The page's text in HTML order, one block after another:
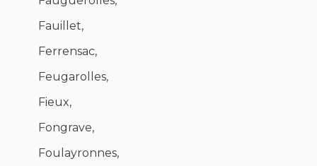
Fauillet,
Ferrensac,
Feugarolles,
Fieux,
Fongrave,
Foulayronnes,